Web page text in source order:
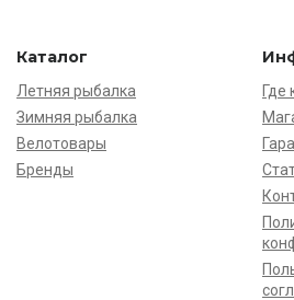
Каталог
Летняя рыбалка
Зимняя рыбалка
Велотовары
Бренды
Где